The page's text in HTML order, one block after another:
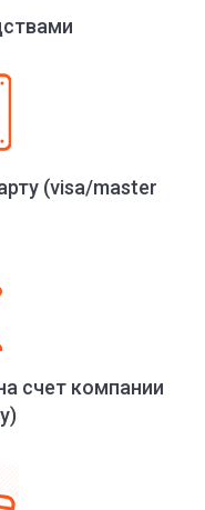
(visa/master
счет компании